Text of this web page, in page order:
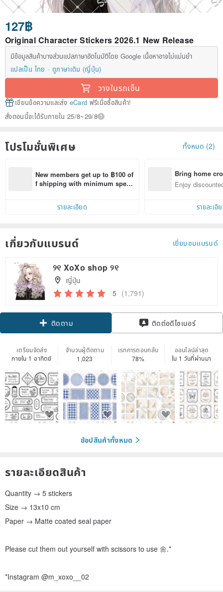
127฿
Original Character Stickers 2026.1 New Release
มีข้อมูลสินค้าบางส่วนแปลภาษาอัตโนมัติโดย Google เนื้อหาอาจไม่แม่นยำ
แปลเป็น ไทย
ดูภาษาเดิม (ญี่ปุ่น)
วางในรถเข็น
เขียนข้อความและส่ง eCard ฟรีเมื่อซื้อสินค้า!
สั่งตอนนี้จะได้รับภายใน 25/8~29/8
โปรโมชั่นพิเศษ ทั้งหมด (2)
New members get up to ฿100 of
f shipping with minimum spen
รายละเอียด
Bring home
n with ease
Enjoy
รายละเอี
เกี่ยวกับแบรนด์ เยี่ยมชมแบรนด์
୨୧ XoXo shop ୨୧
ญี่ปุ่น
5 (1,791)
ติดตาม ติดต่อดีไซเนอร์
เตรียมจัดส่ง
ภายใน 1 อาทิตย์
จำนวนผู้ติดตาม
1,023
เรทการตอบกลับ
78%
ออนไลน์ล่าสุด
ใน 1 วันที่ผ่านมา
ช้อปสินค้าทั้งหมด
รายละเอียดสินค้า
Quantity → 5 stickers
Size → 13x10 cm
Paper → Matte coated seal paper
Please cut them out yourself with scissors to use 🌼.*
*Instagram @m_xoxo__02